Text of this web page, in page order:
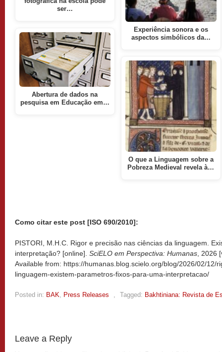
ser…
Abertura de dados na
pesquisa em Educação em…
Experiência sonora e os
aspectos simbólicos da…
O que a Linguagem sobre a
Pobreza Medieval revela à…
Como citar este post [ISO 690/2010]:
PISTORI, M.H.C. Rigor e precisão nas ciências da linguagem.
interpretação? [online]. SciELO em Perspectiva: Humanas , 2026
Available from: https://humanas.blog.scielo.org/blog/2026/02/12/
linguagem-existem-parametros-fixos-para-uma-interpretacao/
Posted in: BAK Press Releases Tagged: Bakhtiniana: Revista de
Leave a Reply